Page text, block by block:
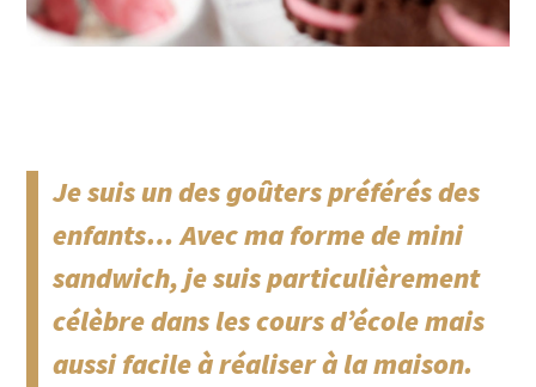
Je suis un des goûters préférés des
enfants… Avec maforme de mini
sandwich, je suis particulièrement
célèbre dans les cours d’école mais
aussi facile à réaliser à la maison.